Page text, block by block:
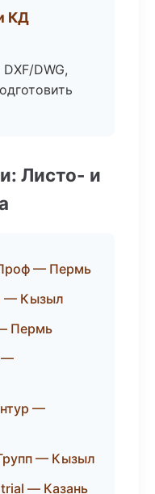
КД
DWG,
Листо- и
— Пермь
— Кызыл
Пермь
—
—
— Кызыл
— Казань